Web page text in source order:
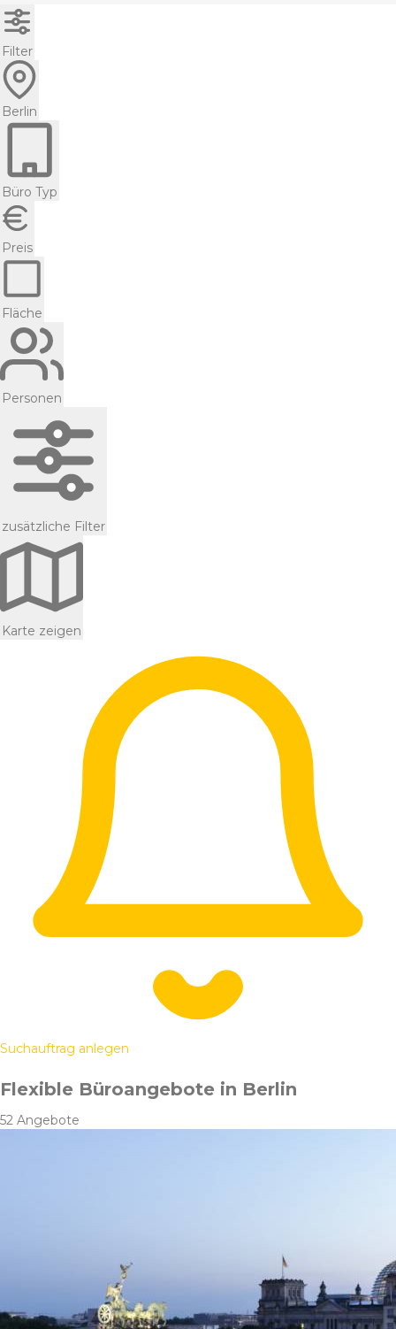
Filter
Berlin
Büro Typ
Preis
Fläche
Personen
zusätzliche Filter
Karte zeigen
Suchauftrag anlegen
Flexible Büroangebote in Berlin
52 Angebote